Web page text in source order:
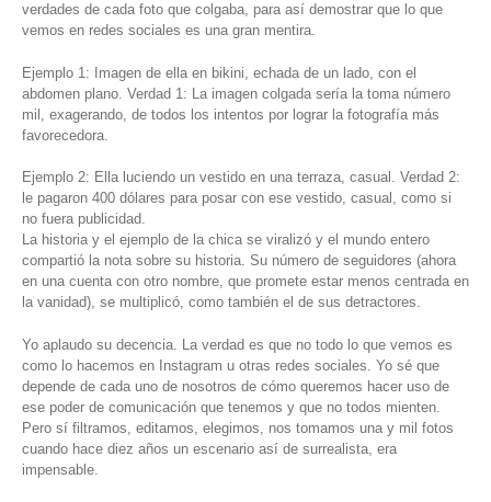
verdades de cada foto que colgaba, para así demostrar que lo que
vemos en redes sociales es una gran mentira.
Ejemplo 1: Imagen de ella en bikini, echada de un lado, con el
abdomen plano. Verdad 1: La imagen colgada sería la toma número
mil, exagerando, de todos los intentos por lograr la fotografía más
favorecedora.
Ejemplo 2: Ella luciendo un vestido en una terraza, casual. Verdad 2:
le pagaron 400 dólares para posar con ese vestido, casual, como si
no fuera publicidad.
La historia y el ejemplo de la chica se viralizó y el mundo entero
compartió la nota sobre su historia. Su número de seguidores (ahora
en una cuenta con otro nombre, que promete estar menos centrada en
la vanidad), se multiplicó, como también el de sus detractores.
Yo aplaudo su decencia. La verdad es que no todo lo que vemos es
como lo hacemos en Instagram u otras redes sociales. Yo sé que
depende de cada uno de nosotros de cómo queremos hacer uso de
ese poder de comunicación que tenemos y que no todos mienten.
Pero sí filtramos, editamos, elegimos, nos tomamos una y mil fotos
cuando hace diez años un escenario así de surrealista, era
impensable.